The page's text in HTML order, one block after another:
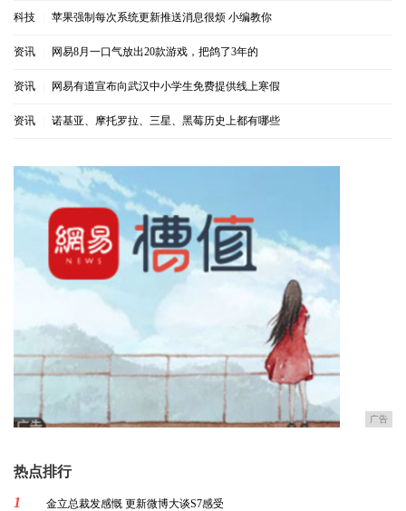
科技 苹果强制每次系统更新推送消息很烦 小编教你
资讯 网易8月一口气放出20款游戏，把鸽了3年的
资讯 网易有道宣布向武汉中小学生免费提供线上寒假
资讯 诺基亚、摩托罗拉、三星、黑莓历史上都有哪些
广告
热点排行
1
金立总裁发感慨 更新微博大谈S7感受